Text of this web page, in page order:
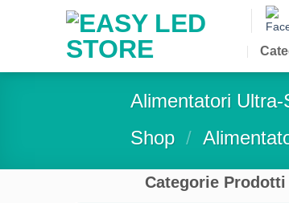
Alimentatori Ultra-
Shop /
Categorie Prodotti